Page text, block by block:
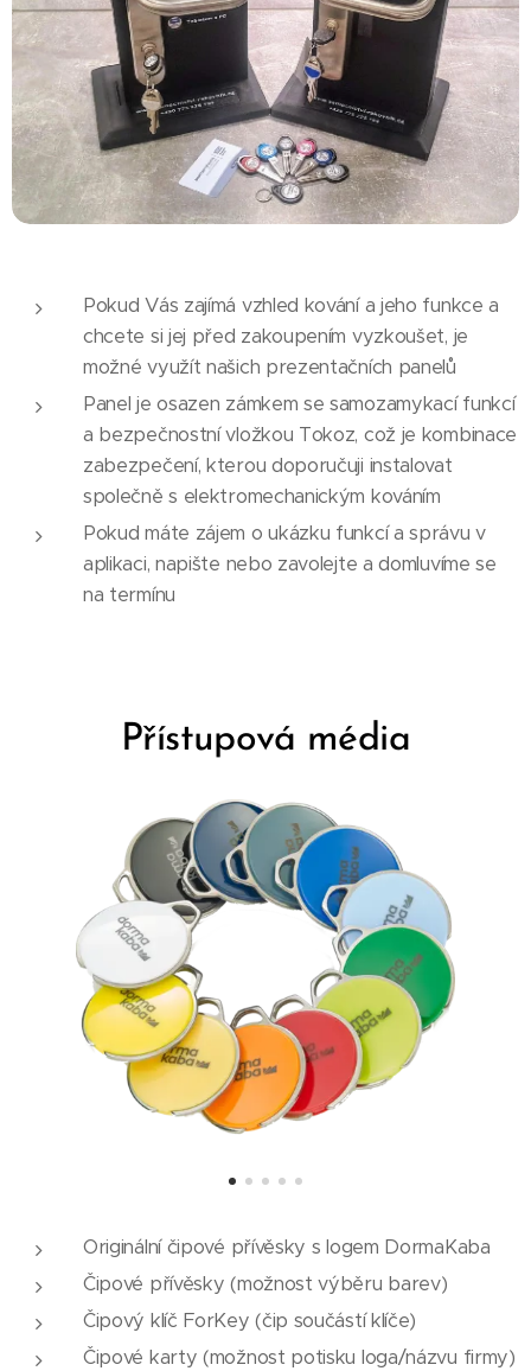
Pokud Vás zajímá vzhled kování a jeho funkce a
chcete si jej před zakoupením vyzkoušet, je
možné využít našich prezentačních panelů
Panel je osazen zámkem se samozamykací funkcí
a bezpečnostní vložkou Tokoz, což je kombinace
zabezpečení, kterou doporučuji instalovat
společně s elektromechanickým kováním
Pokud máte zájem o ukázku funkcí a správu v
aplikaci, napište nebo zavolejte a domluvíme se
na termínu
Přístupová média
Originální čipové přívěsky s logem DormaKaba
Čipové přívěsky (možnost výběru barev)
Čipový klíč ForKey (čip součástí klíče)
Čipové karty (možnost potisku loga/názvu firmy)